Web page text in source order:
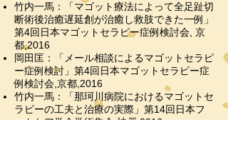
竹内一馬：「マゴット療法によって全足趾切
断術後治癒遅延創が治癒し救肢できた一例」
第4回日本マゴットセラピー症例検討会, 京
都,2016
岡田匡：「メール相談によるマゴットセラピ
ー症例検討」第4回日本マゴットセラピー症
例検討会,京都,2016
竹内一馬：「那珂川病院におけるマゴットセ
ラピーの工夫と治療の実際」第14回日本フ
ットケア学会学術集会,神戸,2016